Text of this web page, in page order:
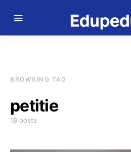
BROWSING TAG
petitie
18 posts